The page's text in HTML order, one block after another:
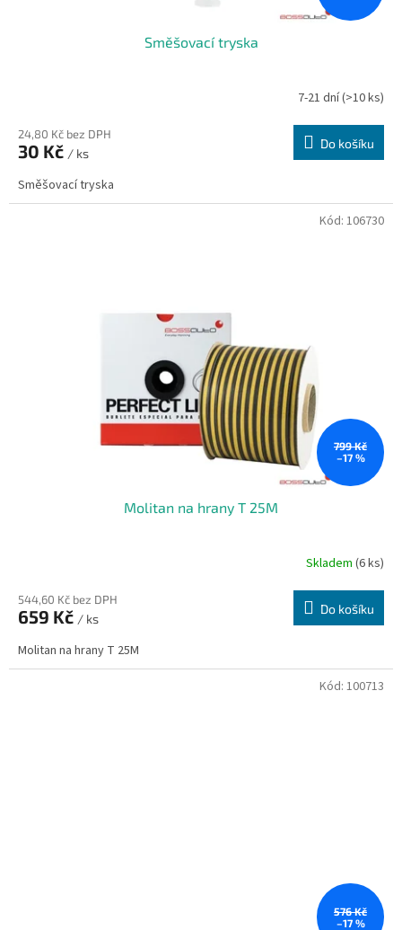
Směšovací tryska
7-21 dní(>10 ks)
24,80 Kč bez DPH
30 Kč / ks
Do košíku
Směšovací tryska
799 Kč
–17 %
Molitan na hrany T 25M
Skladem (6 ks)
544,60 Kč bez DPH
659 Kč / ks
Do košíku
Molitan na hrany T 25M
Kód: 106730
576 Kč
–17 %
Kód: 100713